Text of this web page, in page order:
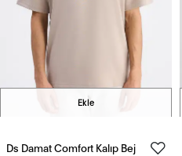
Ekle
Ds Damat Comfort Kalıp Bej